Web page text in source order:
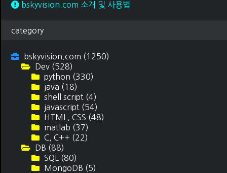
bskyvision.com 소개 및 사용법
category
bskyvision.com (1250)
Dev (528)
python (330)
java (18)
shell script (4)
javascript (54)
HTML, CSS (48)
matlab (37)
C, C++ (22)
DB (88)
SQL (80)
MongoDB (5)